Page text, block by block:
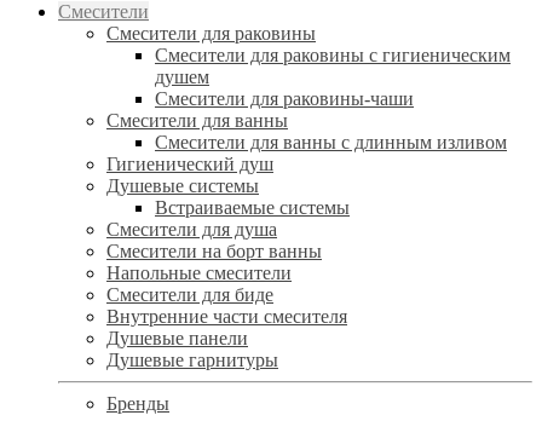
Смесители
Смесители для раковины
Смесители для раковины с гигиеническим
душем
Смесители для раковины-чаши
Смесители для ванны
Смесители для ванны с длинным изливом
Гигиенический душ
Душевые системы
Встраиваемые системы
Смесители для душа
Смесители на борт ванны
Напольные смесители
Смесители для биде
Внутренние части смесителя
Душевые панели
Душевые гарнитуры
Бренды